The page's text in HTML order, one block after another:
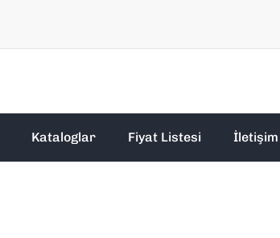
Kataloglar Fiyat Listesi İletişim